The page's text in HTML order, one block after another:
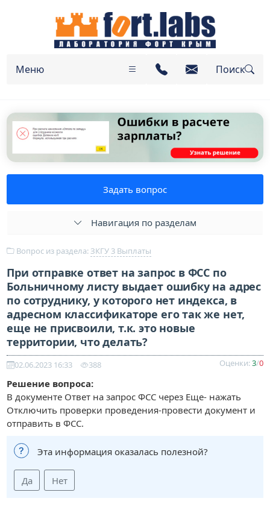
Меню Поиск
Задать вопрос
Навигация по разделам
Вопрос из раздела: ЗКГУ 3 Выплаты
При отправке ответ на запрос в ФСС по
Больничному листу выдает ошибку на адрес
по сотруднику, у которого нет индекса, в
адресном классификаторе его так же нет,
еще не присвоили, т.к. это новые
территории, что делать?
02.06.2023 16:33 388 Оценки:3/0
Решение вопроса:
В документе Ответ на запрос ФСС через Еще- нажать
Отключить проверки проведения-провести документ и
отправить в ФСС.
Эта информация оказалась полезной?
Да Нет